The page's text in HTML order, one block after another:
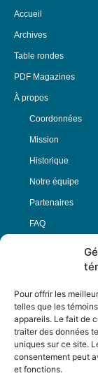
Pour offrir les
telles que les
appareils. Le fait de
traiter des données
uniques sur ce site.
consentement peut
et fonctions.
Accueil
Archives
Table rondes
PDF Magazines
À propos
Coordonnées
Mission
Historique
Notre équipe
Partenaires
FAQ
Nous Suivre